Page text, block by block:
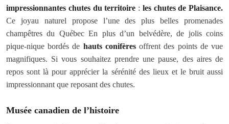
impressionnantes chutes du territoire : les chutes de Plaisance.
Ce joyau naturel propose l’une des plus belles promenades
champêtres du Québec En plus d’un belvédère, de jolis coins
pique-nique bordés de hauts conifèresoffrent des points de vue
magnifiques. Si vous souhaitez prendre une pause, des aires de
repos sont là pour apprécier la sérénité des lieux et le bruit aussi
impressionnant que reposant des chutes.
Musée canadien de l’histoire